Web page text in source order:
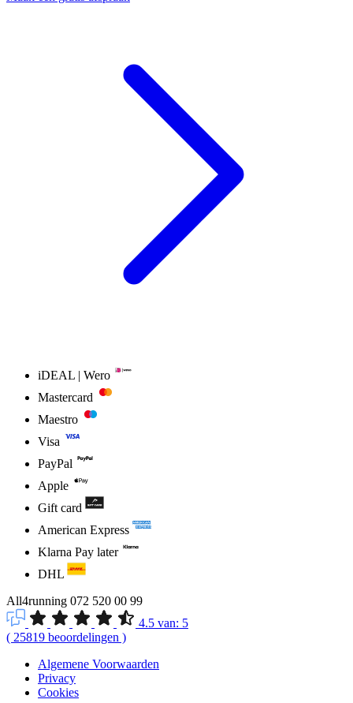
iDEAL | Wero
Mastercard
Maestro
Visa
PayPal
Apple
Gift card
American Express
Klarna Pay later
DHL
All4running 072 520 00 99
4.5 van: 5
( 25819 beoordelingen )
Algemene Voorwaarden
Privacy
Cookies